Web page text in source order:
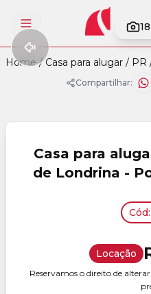
Abrir menu 18
Home / Casa para alugar / PR
Compartilhar:
Casa para
de Londrina -
Locação
Reservamos o direito de